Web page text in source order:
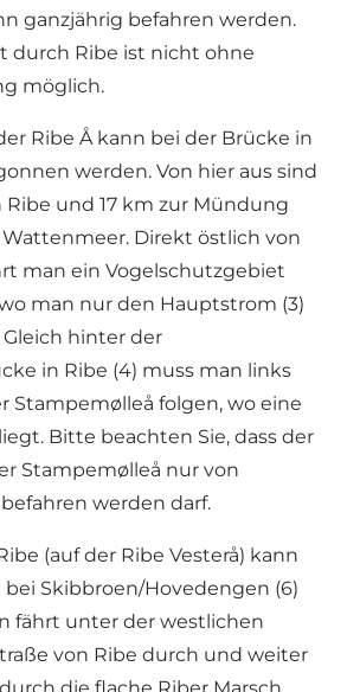
ganzjährig befahren werden.
durch Ribe ist nicht ohne
möglich.
Ribe Å kann bei der Brücke in
werden. Von hier aus sind
Ribe und 17 km zur Mündung
Wattenmeer. Direkt östlich von
man ein Vogelschutzgebiet
man nur den Hauptstrom (3)
hinter der
in Ribe (4) muss man links
Stampemølleå folgen, wo eine
Bitte beachten Sie, dass der
Stampemølleå nur von
werden darf.
(auf der Ribe Vesterå) kann
Skibbroen/Hovedengen (6)
fährt unter der westlichen
von Ribe durch und weiter